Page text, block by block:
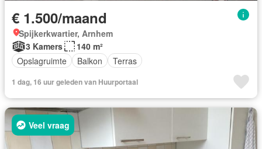
€ 1.500/maand
Spijkerkwartier, Arnhem
3 Kamers
140 m²
Opslagruimte
Balkon Terras
1 dag, 16 uur geleden van Huurportaal
Veel vraag